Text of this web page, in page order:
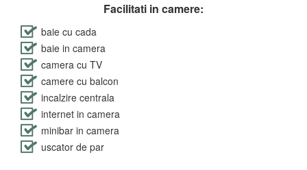
Facilitati in camere:
baie cu cada
baie in camera
camera cu TV
camere cu balcon
incalzire centrala
internet in camera
minibar in camera
uscator de par